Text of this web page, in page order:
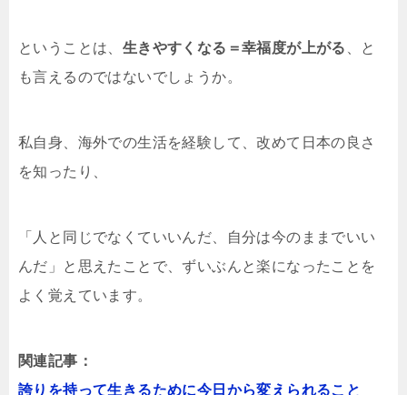
ということは、 生きやすくなる＝幸福度が上がる
、と
も言えるのではないでしょうか。
私自身、海外での生活を経験して、改めて日本の良さ
を知ったり、
「人と同じでなくていいんだ、自分は今のままでいい
んだ」と思えたことで、ずいぶんと楽になったことを
よく覚えています。
関連記事：
誇りを持って生きるために今日から変えられること